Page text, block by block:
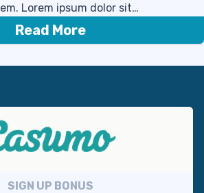
Lorem ipsum dolor sit…
Read More
SIGN UP BONUS